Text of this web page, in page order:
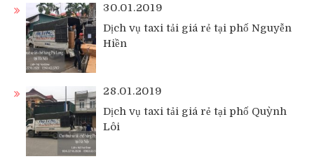
30.01.2019
Dịch vụ taxi tải giá rẻ tại phố Nguyễn
Hiền
28.01.2019
Dịch vụ taxi tải giá rẻ tại phố Quỳnh
Lôi